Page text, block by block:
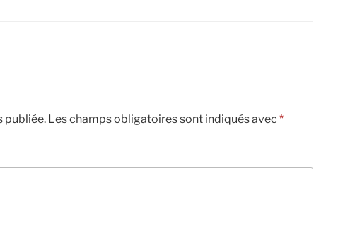
publiée. Les champs obligatoires sont indiqués avec *